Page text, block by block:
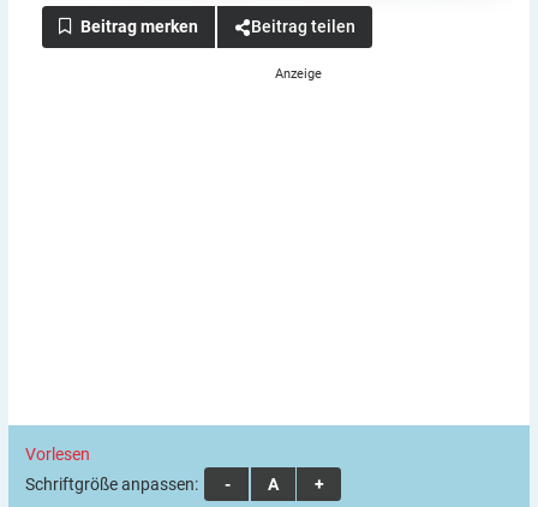
Beitrag teilen
Vorlesen
Schriftgröße anpassen:
A A A